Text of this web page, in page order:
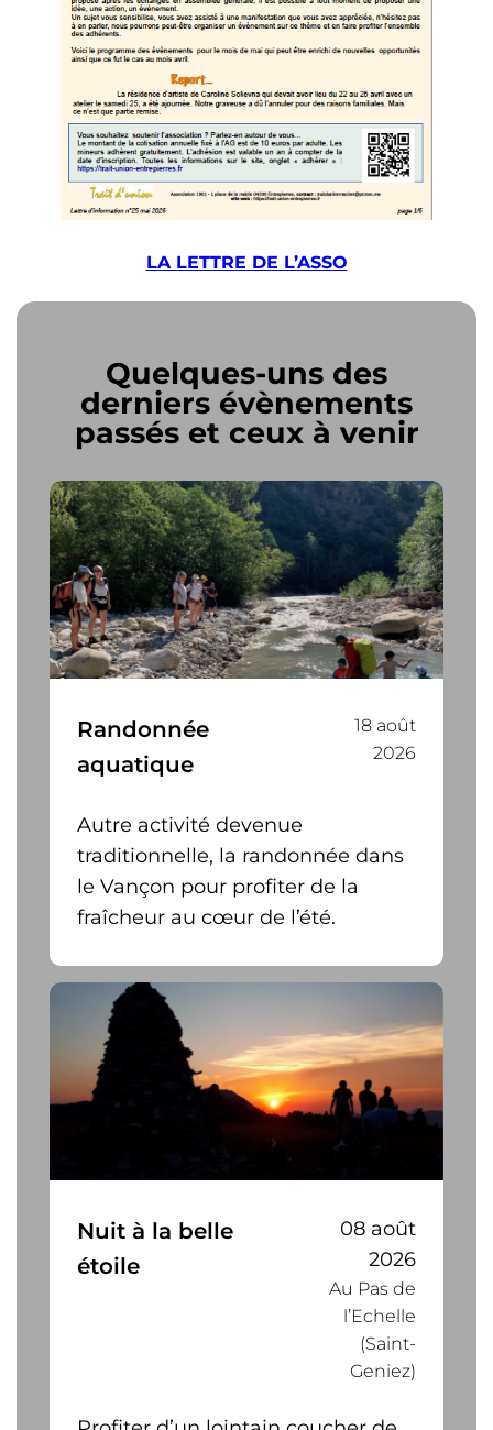
LA LETTRE DE L’ASSO
Quelques-uns des
derniers évènements
passés et ceux à venir
Randonnée
aquatique
18 août
2026
Autre activité devenue
traditionnelle, la randonnée dans
le Vançon pour profiter de la
fraîcheur au cœur de l’été.
Nuit à la belle
étoile
08 août
2026
Au Pas de
l’Echelle
(Saint-
Geniez)